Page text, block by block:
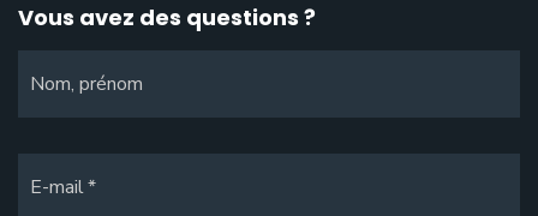
Vous avez des questions ?
Nom, prénom
E-mail